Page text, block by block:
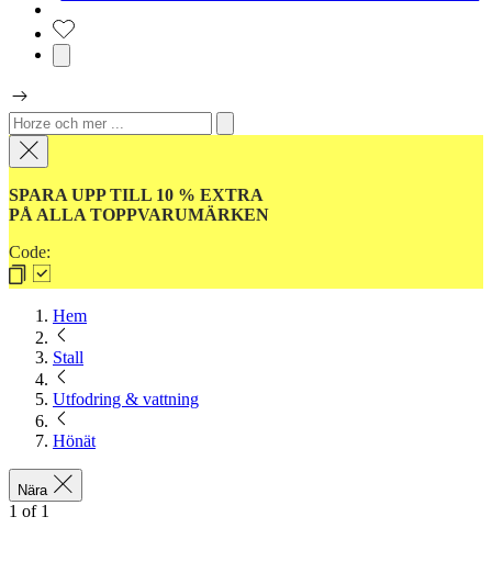
SPARA UPP TILL 10 % EXTRA
PÅ ALLA TOPPVARUMÄRKEN
Code:
Hem
Stall
Utfodring & vattning
Hönät
Nära
1 of 1